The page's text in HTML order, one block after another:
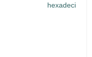
hexadeci